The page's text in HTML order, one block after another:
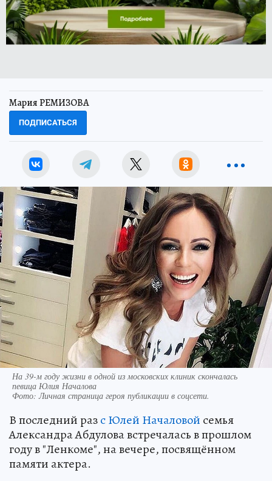
Мария РЕМИЗОВА
ПОДПИСАТЬСЯ
На 39-м году жизни в одной из московских клиник скончалась
певица Юлия Началова
Фото:Личная страница героя публикации в соцсети.
В последний разс Юлей Началовой семья
Александра Абдулова встречалась в прошлом
году в "Ленкоме", на вечере, посвящённом
памяти актера.